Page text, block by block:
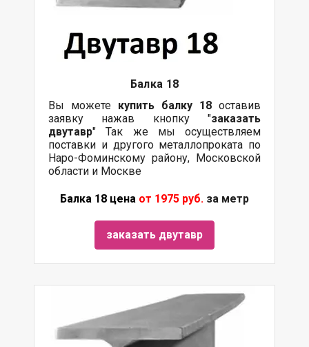
Балка 18
Вы можете купить балку 18 оставив
заявку нажав кнопку "заказать
двутавр" Так же мы осуществляем
поставки и другого металлопроката по
Наро-Фоминскому району, Московской
области и Москве
Балка 18 цена от 1975 руб. за метр
заказать двутавр